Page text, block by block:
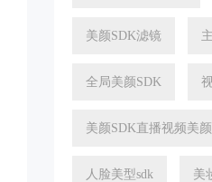
美颜SDK滤镜
全局美颜SDK
美颜SDK直播视频美
人脸美型sdk 美